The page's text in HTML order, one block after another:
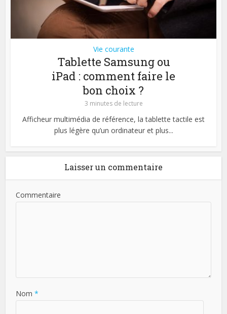
Vie courante
Tablette Samsung ou
iPad : comment faire le
bon choix ?
3 minutes de lecture
Afficheur multimédia de référence, la tablette tactile est
plus légère qu’un ordinateur et plus...
Laisser un commentaire
Commentaire
Nom*